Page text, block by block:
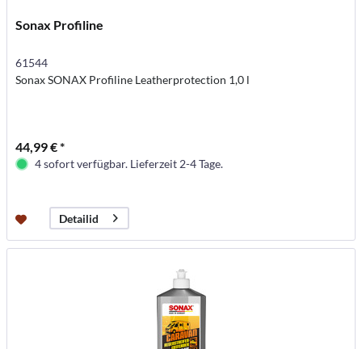
Sonax Profiline
61544
Sonax SONAX Profiline Leatherprotection 1,0 l
44,99 € *
4 sofort verfügbar. Lieferzeit 2-4 Tage.
Detailid